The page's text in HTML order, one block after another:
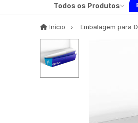
Todos os Produtos
Início InícioEmbalagem para